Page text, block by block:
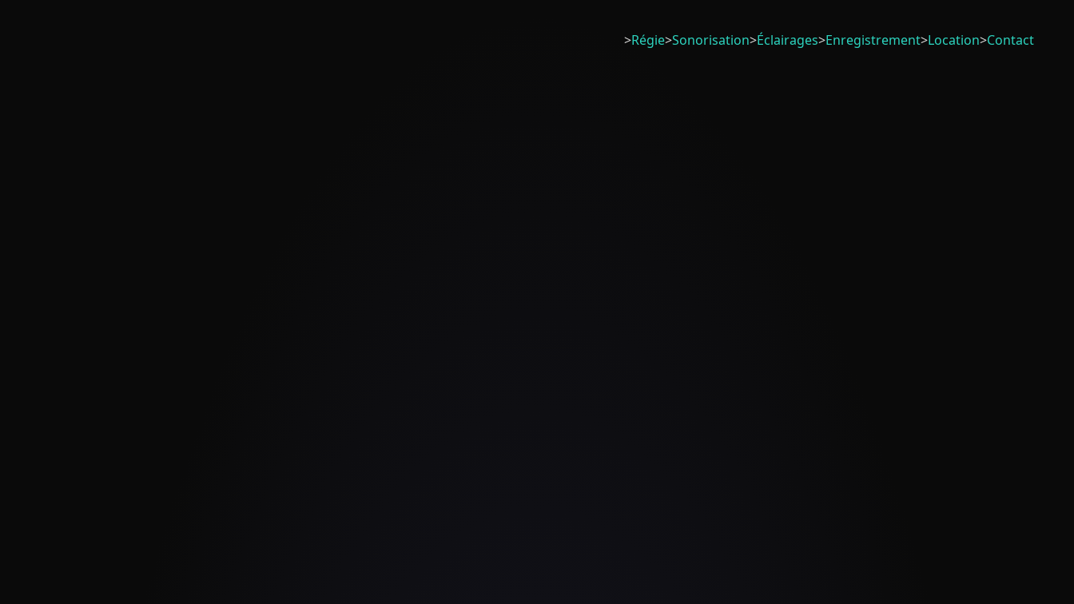
>Régie>Sonorisation>Éclairages>Enregistrement>Location>Contact